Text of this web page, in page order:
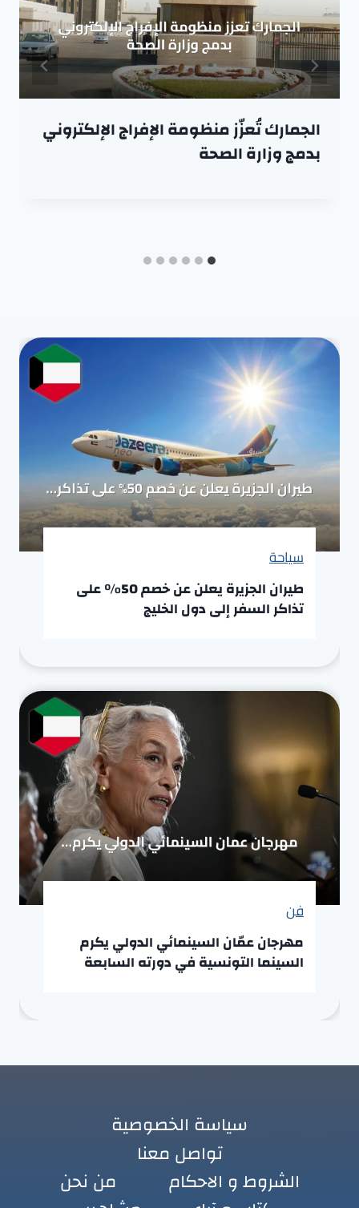
الجمارك تُعزّز منظومة الإفراج الإلكتروني
بدمج وزارة الصحة
سياحة
طيران الجزيرة يعلن عن خصم 50% على
تذاكر السفر إلى دول الخليج
فن
مهرجان عمّان السينمائي الدولي يكرم
السينما التونسية في دورته السابعة
سياسة الخصوصية
تواصل معنا
الشروط و الاحكام
من نحن